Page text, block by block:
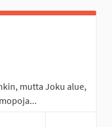
mutta Joku alue,